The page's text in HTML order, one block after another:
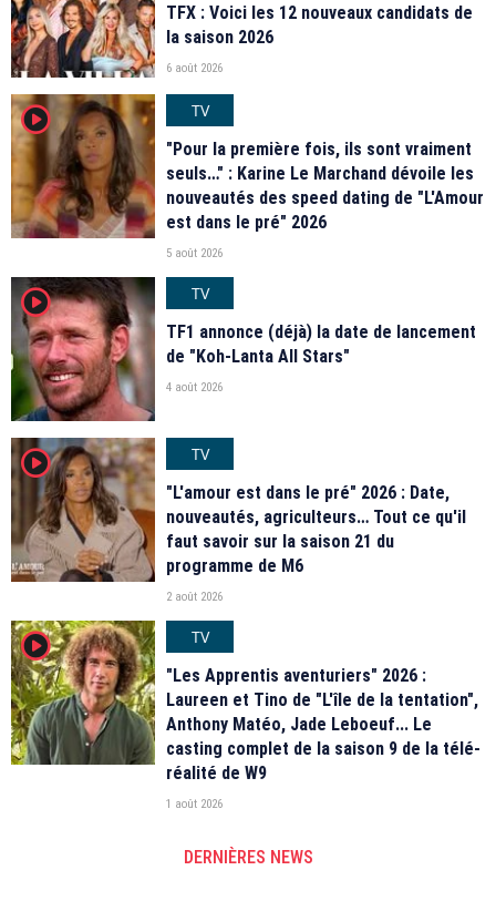
TFX : Voici les 12 nouveaux candidats de
la saison 2026
6 août 2026
player2
TV
"Pour la première fois, ils sont vraiment
seuls…" : Karine Le Marchand dévoile les
nouveautés des speed dating de "L'Amour
est dans le pré" 2026
5 août 2026
player2
TV
TF1 annonce (déjà) la date de lancement
de "Koh-Lanta All Stars"
4 août 2026
player2
TV
"L'amour est dans le pré" 2026 : Date,
nouveautés, agriculteurs… Tout ce qu'il
faut savoir sur la saison 21 du
programme de M6
2 août 2026
player2
TV
"Les Apprentis aventuriers" 2026 :
Laureen et Tino de "L'île de la tentation",
Anthony Matéo, Jade Leboeuf... Le
casting complet de la saison 9 de la télé-
réalité de W9
1 août 2026
DERNIÈRES NEWS